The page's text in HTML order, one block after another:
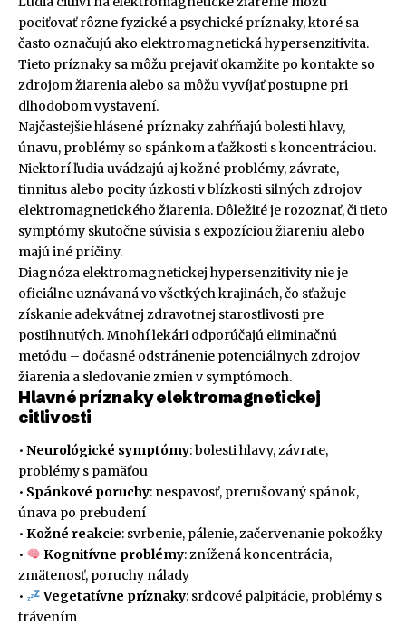
pociťovať rôzne fyzické a psychické príznaky, ktoré sa
často označujú ako elektromagnetická hypersenzitivita.
Tieto príznaky sa môžu prejaviť okamžite po kontakte so
zdrojom žiarenia alebo sa môžu vyvíjať postupne pri
dlhodobom vystavení.
Najčastejšie hlásené príznaky zahŕňajú bolesti hlavy,
únavu, problémy so spánkom a ťažkosti s koncentráciou.
Niektorí ľudia uvádzajú aj kožné problémy, závrate,
tinnitus alebo pocity úzkosti v blízkosti silných zdrojov
elektromagnetického žiarenia. Dôležité je rozoznať, či tieto
symptómy skutočne súvisia s expozíciou žiareniu alebo
majú iné príčiny.
Diagnóza elektromagnetickej hypersenzitivity nie je
oficiálne uznávaná vo všetkých krajinách, čo sťažuje
získanie adekvátnej zdravotnej starostlivosti pre
postihnutých. Mnohí lekári odporúčajú eliminačnú
metódu – dočasné odstránenie potenciálnych zdrojov
žiarenia a sledovanie zmien v symptómoch.
Hlavné príznaky elektromagnetickej
citlivosti
• Neurológické symptómy: bolesti hlavy, závrate,
problémy s pamäťou
• Spánkové poruchy: nespavosť, prerušovaný spánok,
únava po prebudení
• Kožné reakcie: svrbenie, pálenie, začervenanie pokožky
•
Kognitívne problémy: znížená koncentrácia,
zmätenosť, poruchy nálady
•
Vegetatívne príznaky: srdcové palpitácie, problémy s
trávením